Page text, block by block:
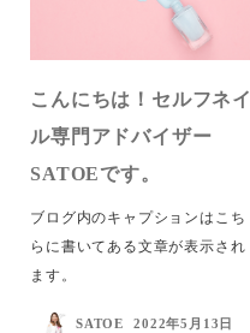
こんにちは！セルフネイ
ル専門アドバイザー
SATOEです。
ブログ内のキャプションはこち
らに書いてある文章が表示され
ます。
SATOE 2022年5月13日